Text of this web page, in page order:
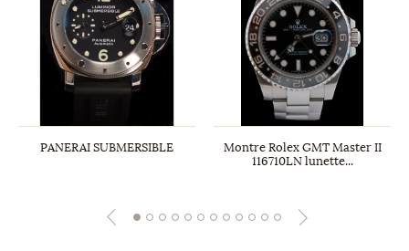
PANERAI SUBMERSIBLE
Montre Rolex GMT Master II
116710LN lunette...